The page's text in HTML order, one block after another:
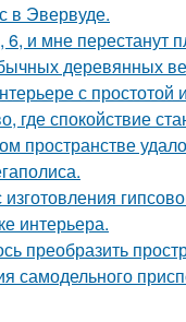
в Эвервуде.
и мне перестанут
деревянных
с простотой
где спокойствие
пространстве
интерьера.
преобразить
самодельного